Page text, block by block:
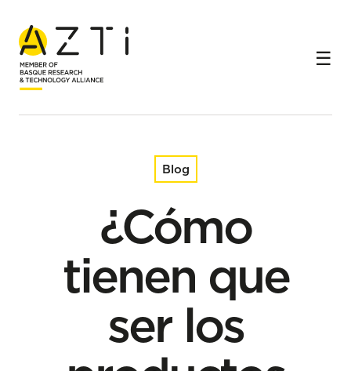
Inicio
Blog
¿Cómo tienen que ser los productos alimentarios para las
personas con disfagia?
Blog
¿Cómo
tienen que
ser los